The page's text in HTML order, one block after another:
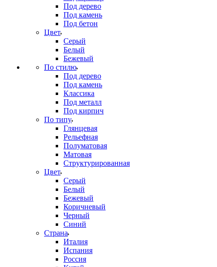
Под дерево
Под камень
Под бетон
Цвет
Серый
Белый
Бежевый
По стилю
Под дерево
Под камень
Классика
Под металл
Под кирпич
По типу
Глянцевая
Рельефная
Полуматовая
Матовая
Структурированная
Цвет
Серый
Белый
Бежевый
Коричневый
Черный
Синий
Страна
Италия
Испания
Россия